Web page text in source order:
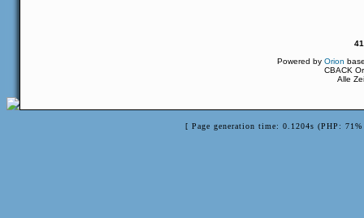
Powered by Orion
CBACK
Alle
[ Page generation time: 0.1204s (PHP: